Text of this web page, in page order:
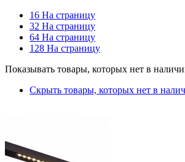
16 На страницу
32 На страницу
64 На страницу
128 На страницу
Показывать товары, которых нет в
Скрыть товары, которых нет в